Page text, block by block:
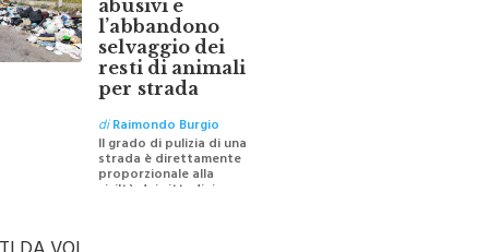
l’abbandono
selvaggio dei
resti di animali
per strada
diRaimondo Burgio
Il grado di pulizia di una
strada è direttamente
proporzionale alla
civiltà dei cittadini
DA VOI